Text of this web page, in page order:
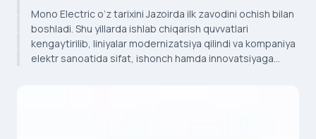
Mono Electric o‘z tarixini Jazoirda ilk zavodini ochish bilan
boshladi. Shu yillarda ishlab chiqarish quvvatlari
kengaytirilib, liniyalar modernizatsiya qilindi va kompaniya
elektr sanoatida sifat, ishonch hamda innovatsiyaga